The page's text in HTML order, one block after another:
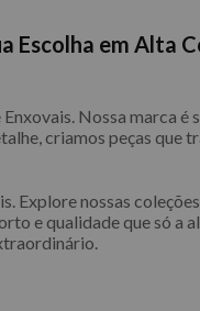
Escolha em Alta
Nossa marca é
criamos peças que
Explore nossas
e qualidade que só a